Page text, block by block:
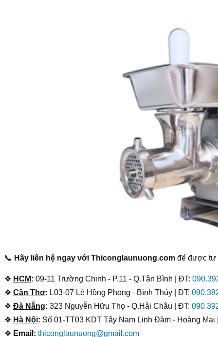
📞 Hãy liên hệ ngay với Thiconglaunuong.comđể được tư
❖ HCM: 09-11 Trường Chinh - P.11 - Q.Tân Bình | ĐT:
❖ Cần Thơ: L03-07 Lê Hồng Phong - Bình Thủy | ĐT:
❖ Đà Nẵng: 323 Nguyễn Hữu Thọ - Q.Hải Châu | ĐT:
❖ Hà Nội: Số 01-TT03 KDT Tây Nam Linh Đàm - Hoàng
❖ Email: thiconglaunuong@gmail.com